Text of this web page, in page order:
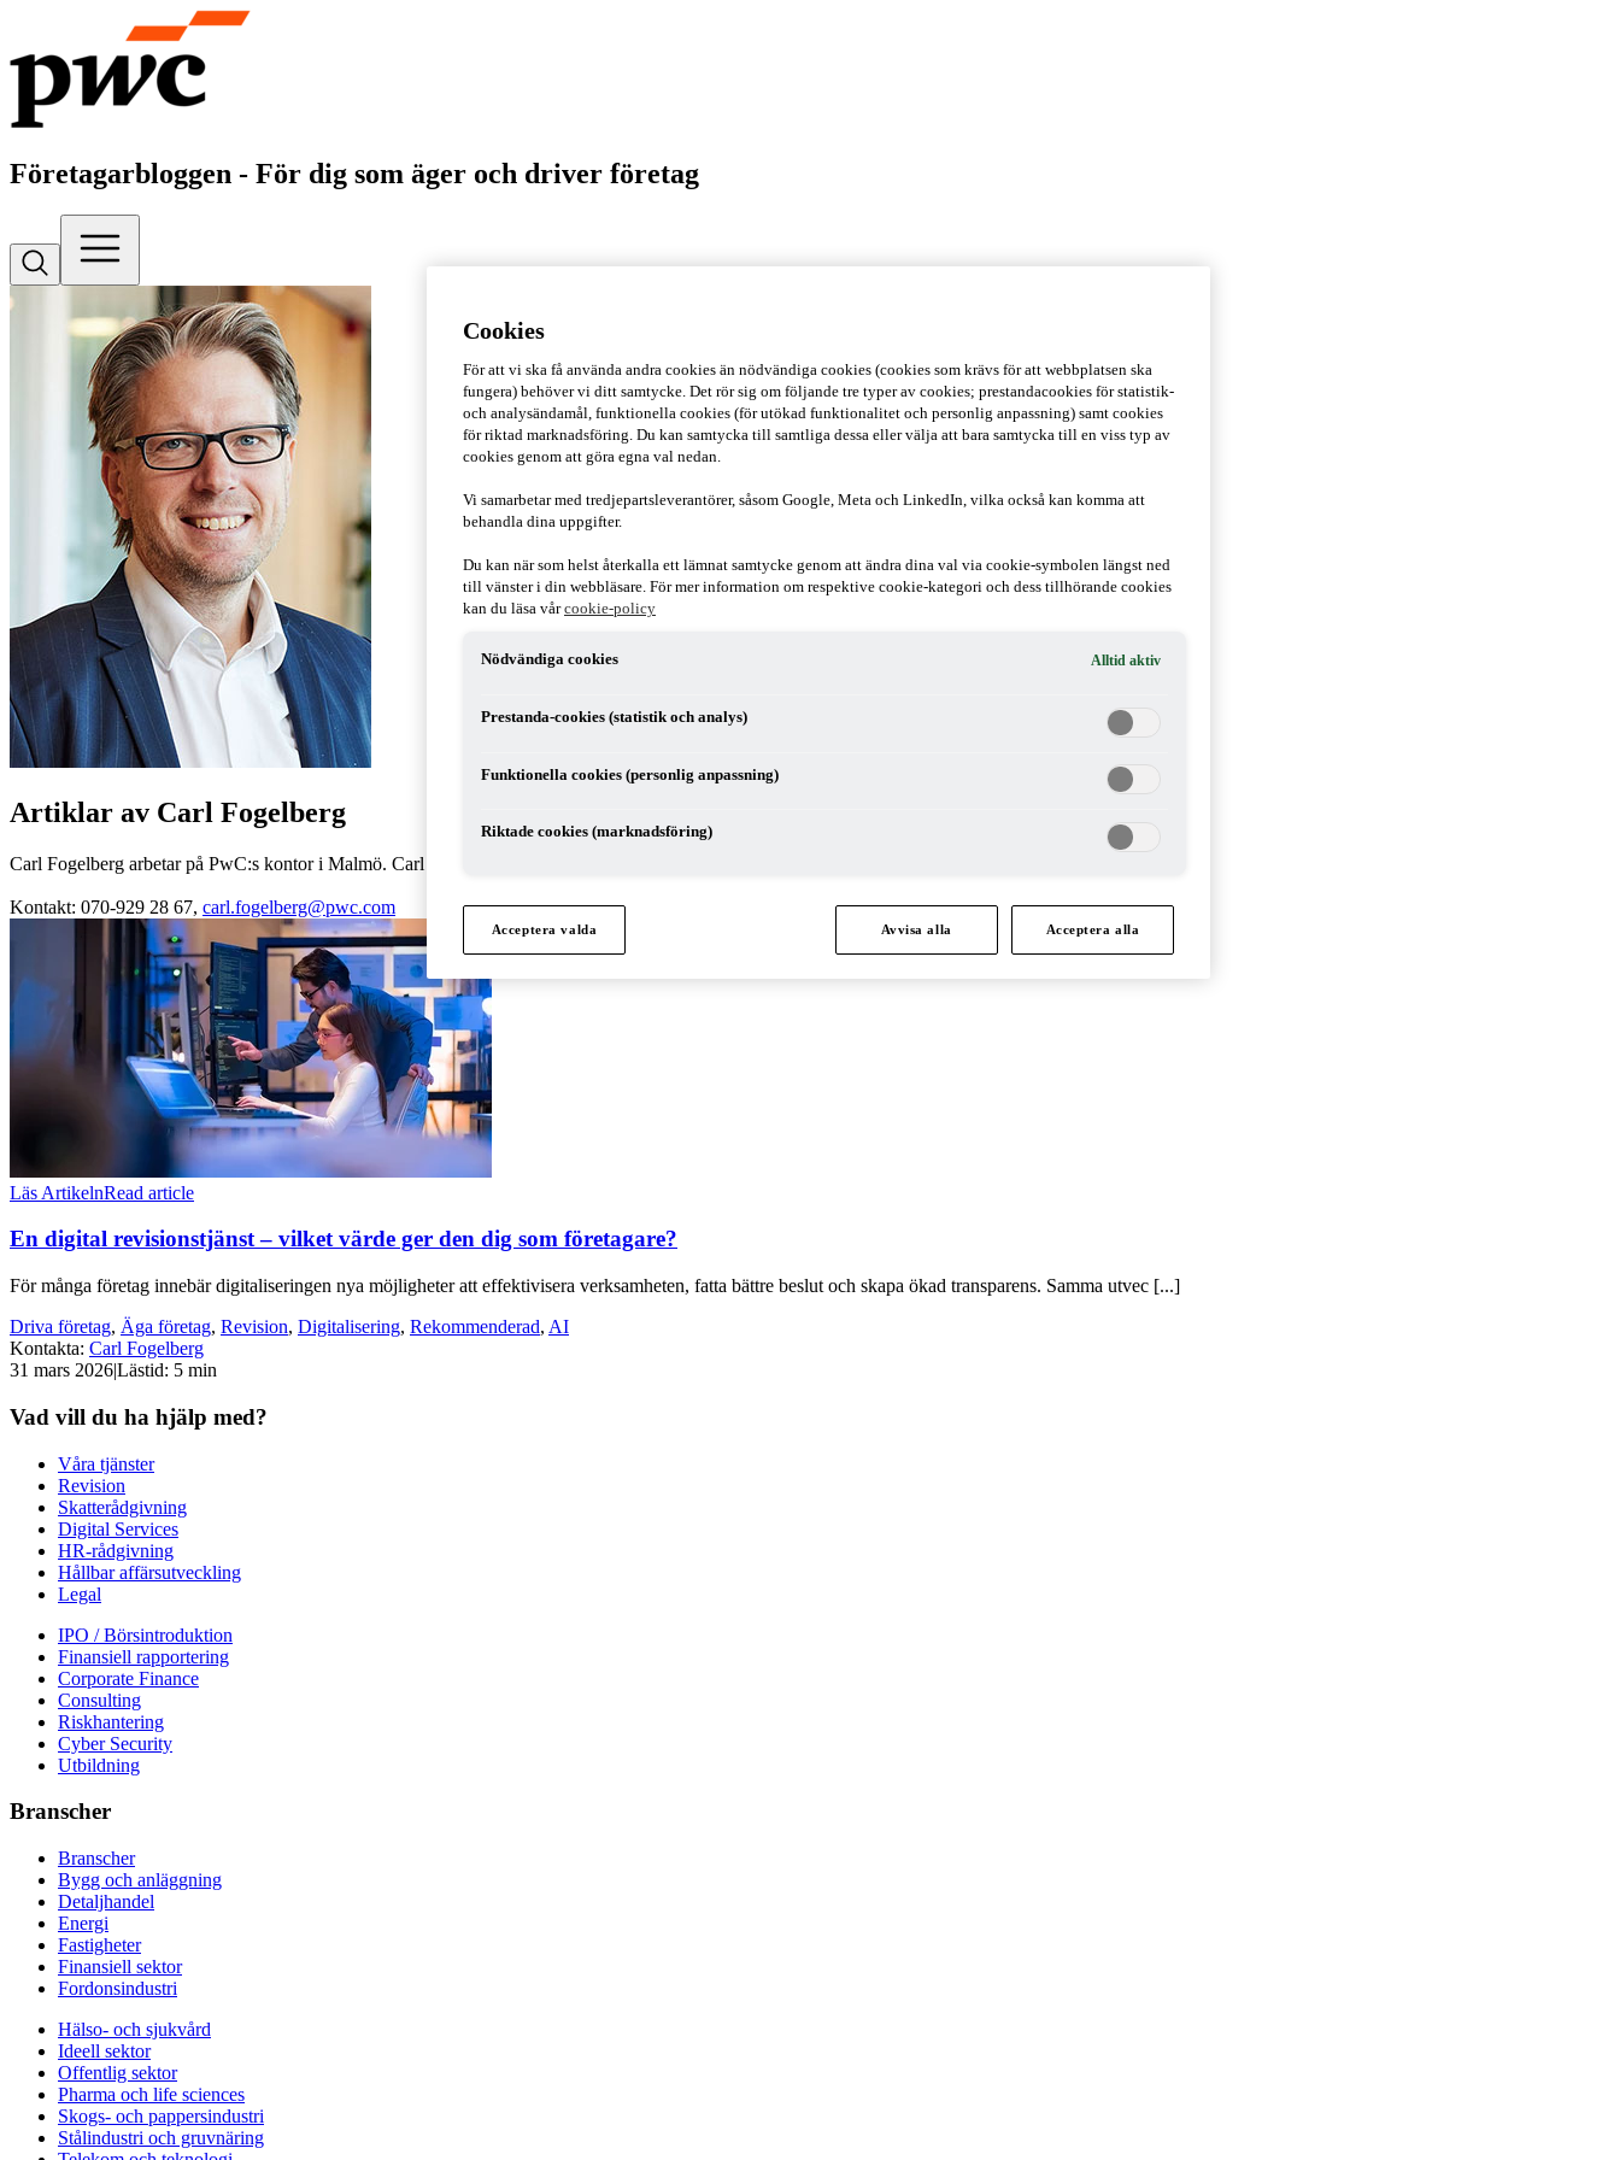
Företagarbloggen - För dig som äger och driver företag
Artiklar av Carl Fogelberg
Carl Fogelberg arbetar på PwC:s kontor i Malmö. Carl är revisor och Transformation Leader inom PwC:s revisionsverksamhet.
Kontakt: 070-929 28 67, carl.fogelberg@pwc.com
Läs ArtikelnRead article
En digital revisionstjänst – vilket värde ger den dig som företagare?
För många företag innebär digitaliseringen nya möjligheter att effektivisera verksamheten, fatta bättre beslut och skapa ökad transparens. Samma utvec [...]
Driva företag, Äga företag, Revision, Digitalisering, Rekommenderad, AI
Kontakta: Carl Fogelberg
31 mars 2026|Lästid: 5 min
Vad vill du ha hjälp med?
Våra tjänster
Revision
Skatterådgivning
Digital Services
HR-rådgivning
Hållbar affärsutveckling
Legal
IPO / Börsintroduktion
Finansiell rapportering
Corporate Finance
Consulting
Riskhantering
Cyber Security
Utbildning
Branscher
Branscher
Bygg och anläggning
Detaljhandel
Energi
Fastigheter
Finansiell sektor
Fordonsindustri
Hälso- och sjukvård
Ideell sektor
Offentlig sektor
Pharma och life sciences
Skogs- och pappersindustri
Stålindustri och gruvnäring
Cookies
För att vi ska få använda andra cookies än nödvändiga cookies (cookies som krävs för att webbplatsen ska
fungera) behöver vi ditt samtycke. Det rör sig om följande tre typer av cookies; prestandacookies för statistik-
och analysändamål, funktionella cookies (för utökad funktionalitet och personlig anpassning) samt cookies
för riktad marknadsföring. Du kan samtycka till samtliga dessa eller välja att bara samtycka till en viss typ av
cookies genom att göra egna val nedan.
Vi samarbetar med tredjepartsleverantörer, såsom Google, Meta och LinkedIn, vilka också kan komma att
behandla dina uppgifter.
Du kan när som helst återkalla ett lämnat samtycke genom att ändra dina val via cookie-symbolen längst ned
till vänster i din webbläsare. För mer information om respektive cookie-kategori och dess tillhörande cookies
kan du läsa vårcookie-policy
Nödvändiga cookies Alltid aktiv
Prestanda-cookies (statistik och analys)
Funktionella cookies (personlig anpassning)
Riktade cookies (marknadsföring)
Acceptera valda Avvisa alla Acceptera alla